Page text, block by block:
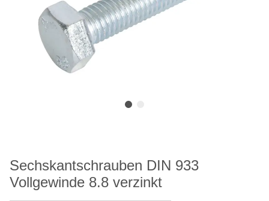
Sechskantschrauben DIN 933
Vollgewinde 8.8 verzinkt